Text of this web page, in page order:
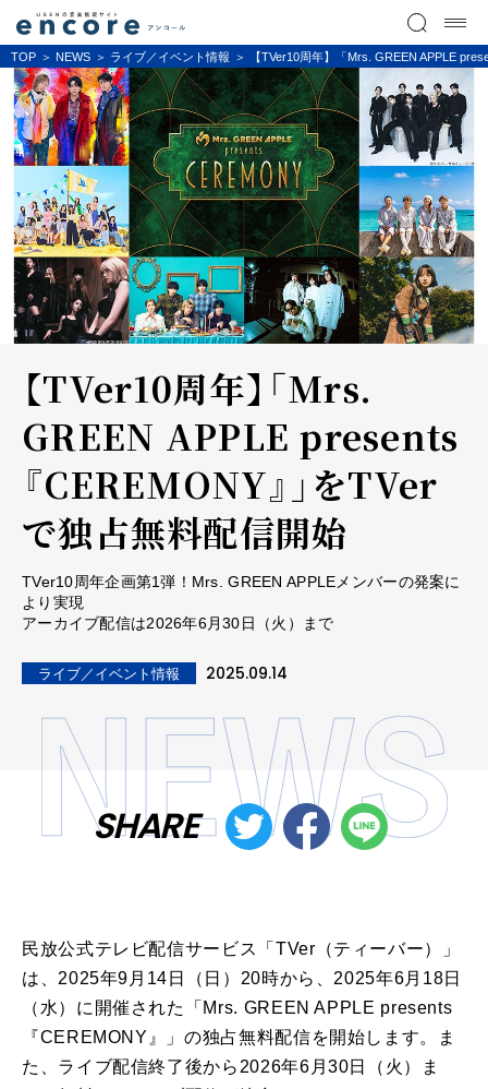
TOP NEWS ライブ／イベント情報 【TVer10周年】「Mrs. GREEN APPLE
【TVer10周年】「Mrs.
GREEN APPLE presents
『CEREMONY』」をTVer
で独占無料配信開始
TVer10周年企画第1弾！Mrs. GREEN APPLEメンバーの発案に
より実現
アーカイブ配信は2026年6月30日（火）まで
ライブ／イベント情報 2025.09.14
SHARE
民放公式テレビ配信サービス「TVer（ティーバー）」
は、2025年9月14日（日）20時から、2025年6月18日
（水）に開催された「Mrs. GREEN APPLE presents
『CEREMONY』」の独占無料配信を開始します。ま
た、ライブ配信終了後から2026年6月30日（火）ま